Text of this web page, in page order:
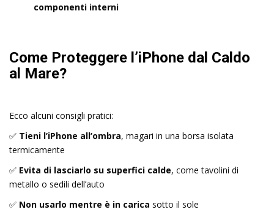
componenti interni
Come Proteggere l’iPhone dal Caldo
al Mare?
Ecco alcuni consigli pratici:
✅ Tieni l’iPhone all’ombra, magari in una borsa isolata
termicamente
✅ Evita di lasciarlo su superfici calde, come tavolini di
metallo o sedili dell’auto
✅ Non usarlo mentre è in carica sotto il sole